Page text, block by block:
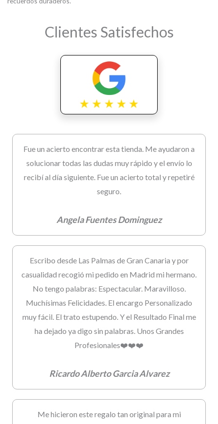
Clientes Satisfechos
Fue un acierto encontrar esta tienda. Me ayudaron a
solucionar todas las dudas muy rápido y el envío lo
recibí al día siguiente. Fue un acierto total y repetiré
seguro.
Angela Fuentes Dominguez
Escribo desde Las Palmas de Gran Canaria y por
casualidad recogió mi pedido en Madrid mi hermano.
No tengo palabras: Espectacular. Maravilloso.
Muchísimas Felicidades. El encargo Personalizado
muy fácil. El trato estupendo. Y el Resultado Final me
ha dejado ya digo sin palabras. Unos Grandes
Profesionales❤️❤️❤️
Ricardo Alberto Garcia Alvarez
Me hicieron este regalo tan original para mi